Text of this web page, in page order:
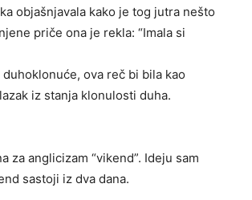
objašnjavala kako je tog jutra nešto
priče ona je rekla: “Imala si
ova reč bi bila kao
iz stanja klonulosti duha.
za anglicizam “vikend”. Ideju sam
sastoji iz dva dana.